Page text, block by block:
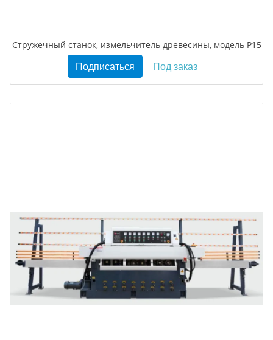
Стружечный станок, измельчитель древесины, модель Р15
Подписаться Под заказ